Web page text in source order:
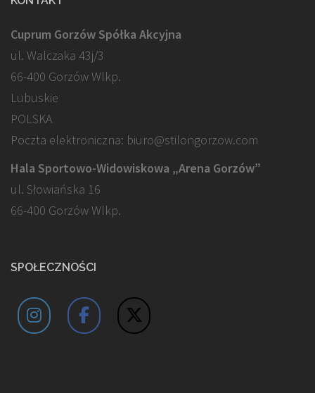
Cuprum Gorzów Spółka Akcyjna
ul. Walczaka 43j/3
66-400 Gorzów Wlkp.
Lubuskie
POLSKA
Poczta elektroniczna: biuro@stilongorzow.com
Hala Sportowo-Widowiskowa „Arena Gorzów”
ul. Słowiańska 16
66-400 Gorzów Wlkp.
SPOŁECZNOŚCI